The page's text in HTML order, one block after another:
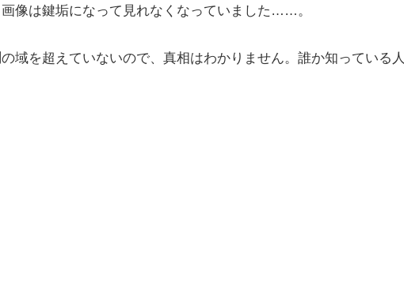
像は鍵垢になって見れなくなっていました……。
域を超えていないので、真相はわかりません。誰か知っている人